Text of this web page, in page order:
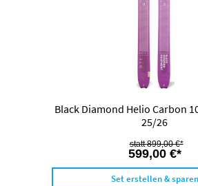
Black Diamond Helio Carbon
25/26
599,00 €*
899,00 €*
Set erstellen & sparen